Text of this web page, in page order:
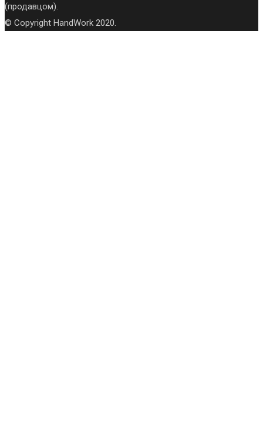
(продавцом).
© Copyright HandWork 2020.